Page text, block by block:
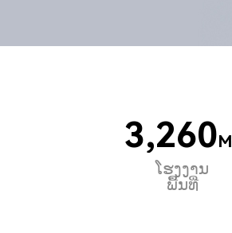
3,260M
ໂຮງງານ
ພື້ນທີ່